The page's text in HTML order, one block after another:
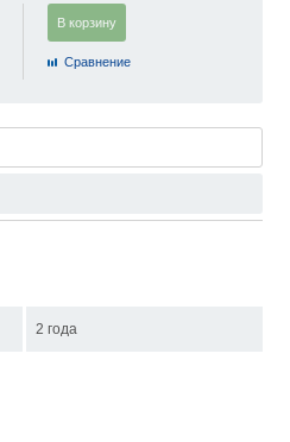
В корзину
Cравнение
2 года